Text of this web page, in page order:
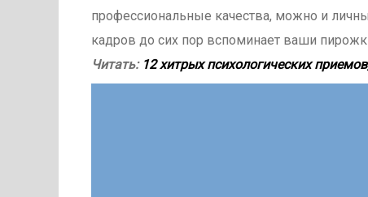
профессиональные качества, можно и
кадров до сих пор вспоминает ваши
Читать: 12 хитрых психологических